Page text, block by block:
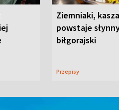
Ziemniaki,
powstaje
biłgorajski
Przepisy